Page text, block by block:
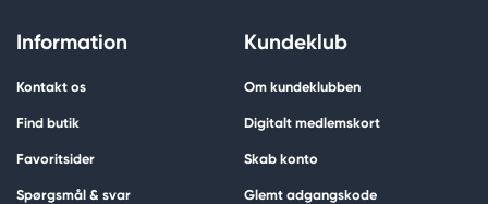
Information
Kontakt os
Find butik
Favoritsider
Spørgsmål & svar
Kundeklub
Om kundeklubben
Digitalt medlemskort
Skab konto
Glemt adgangskode